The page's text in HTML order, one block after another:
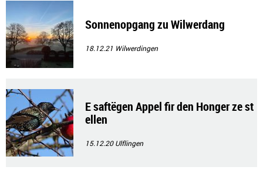
Sonnenopgang zu Wilwerdang
18.12.21 Wilwerdingen
E saftëgen Appel fir den Honger ze st
ellen
15.12.20Ulflingen